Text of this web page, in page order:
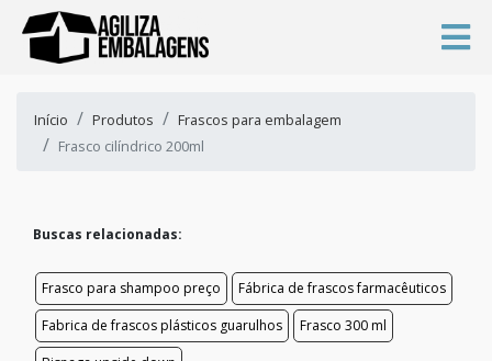
Início Produtos
Frascos para embalagem
Frasco cilíndrico 200ml
Buscas relacionadas:
Frasco para shampoo preço
Fábrica de frascos farmacêuticos
Fabrica de frascos plásticos guarulhos
Frasco 300 ml